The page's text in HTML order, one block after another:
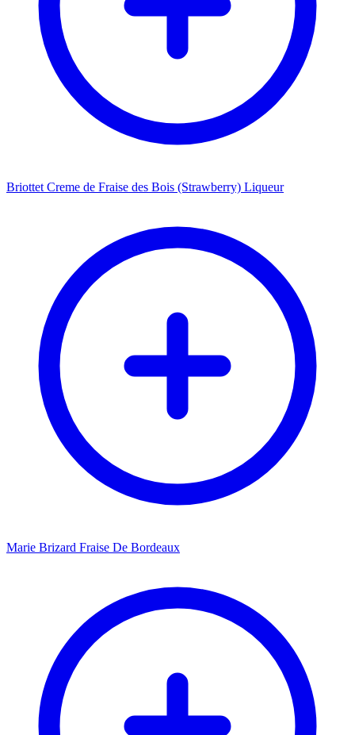
Briottet Creme de Fraise des Bois (Strawberry) Liqueur
Marie Brizard Fraise De Bordeaux